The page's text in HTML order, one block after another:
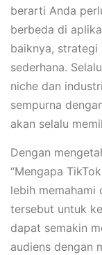
berarti Anda
berbeda di
baiknya,
sederhana.
niche dan
sempurna
akan selalu
Dengan
“Mengapa
lebih memahami
tersebut untuk
dapat semakin
audiens dengan